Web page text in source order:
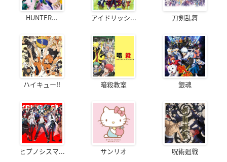
HUNTER... アイドリッシ... 刀剣乱舞
ハイキュー!! 暗殺教室 銀魂
ヒプノシスマ... サンリオ 呪術廻戦